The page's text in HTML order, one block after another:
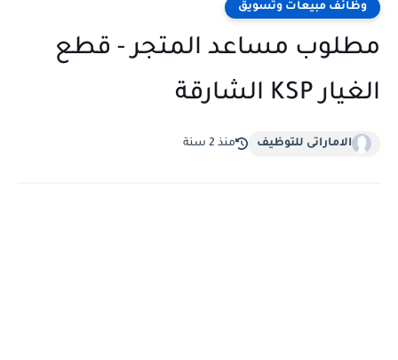
وظائف مبيعات وتسويق
مطلوب مساعد المتجر - قطع
الغيار KSP الشارقة
الاماراتى للتوظيف منذ 2 سنة